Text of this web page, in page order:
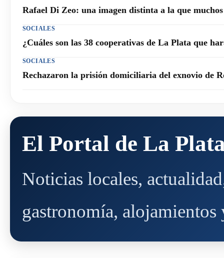
Rafael Di Zeo: una imagen distinta a la que
SOCIALES
¿Cuáles son las 38 cooperativas de La Plata que
SOCIALES
Rechazaron la prisión domiciliaria del exnovio de
El Portal de La
Noticias locales,
gastronomía,